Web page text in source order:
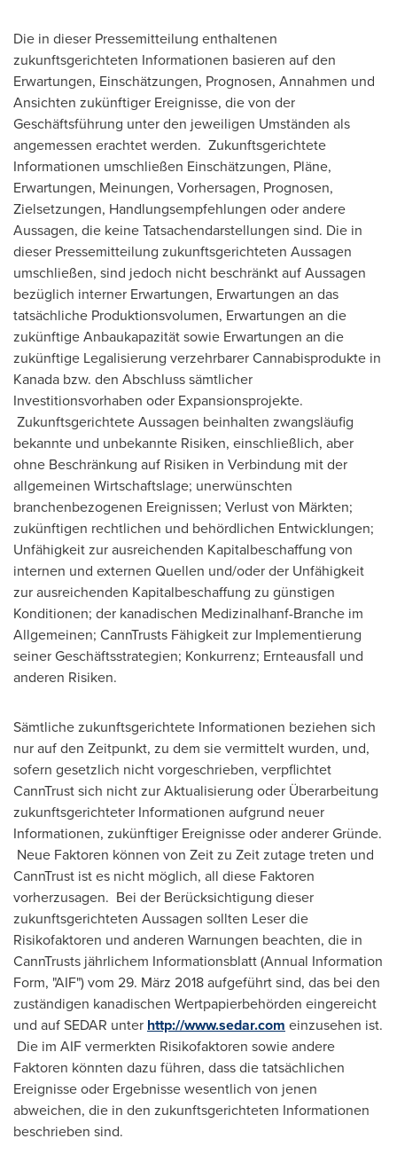
Die in dieser Pressemitteilung enthaltenen
zukunftsgerichteten Informationen basieren auf den
Erwartungen, Einschätzungen, Prognosen, Annahmen und
Ansichten zukünftiger Ereignisse, die von der
Geschäftsführung unter den jeweiligen Umständen als
angemessen erachtet werden. Zukunftsgerichtete
Informationen umschließen Einschätzungen, Pläne,
Erwartungen, Meinungen, Vorhersagen, Prognosen,
Zielsetzungen, Handlungsempfehlungen oder andere
Aussagen, die keine Tatsachendarstellungen sind. Die in
dieser Pressemitteilung zukunftsgerichteten Aussagen
umschließen, sind jedoch nicht beschränkt auf Aussagen
bezüglich interner Erwartungen, Erwartungen an das
tatsächliche Produktionsvolumen, Erwartungen an die
zukünftige Anbaukapazität sowie Erwartungen an die
zukünftige Legalisierung verzehrbarer Cannabisprodukte in
Kanada bzw. den Abschluss sämtlicher
Investitionsvorhaben oder Expansionsprojekte.
Zukunftsgerichtete Aussagen beinhalten zwangsläufig
bekannte und unbekannte Risiken, einschließlich, aber
ohne Beschränkung auf Risiken in Verbindung mit der
allgemeinen Wirtschaftslage; unerwünschten
branchenbezogenen Ereignissen; Verlust von Märkten;
zukünftigen rechtlichen und behördlichen Entwicklungen;
Unfähigkeit zur ausreichenden Kapitalbeschaffung von
internen und externen Quellen und/oder der Unfähigkeit
zur ausreichenden Kapitalbeschaffung zu günstigen
Konditionen; der kanadischen Medizinalhanf-Branche im
Allgemeinen; CannTrusts Fähigkeit zur Implementierung
seiner Geschäftsstrategien; Konkurrenz; Ernteausfall und
anderen Risiken.
Sämtliche zukunftsgerichtete Informationen beziehen sich
nur auf den Zeitpunkt, zu dem sie vermittelt wurden, und,
sofern gesetzlich nicht vorgeschrieben, verpflichtet
CannTrust sich nicht zur Aktualisierung oder Überarbeitung
zukunftsgerichteter Informationen aufgrund neuer
Informationen, zukünftiger Ereignisse oder anderer Gründe.
Neue Faktoren können von Zeit zu Zeit zutage treten und
CannTrust ist es nicht möglich, all diese Faktoren
vorherzusagen. Bei der Berücksichtigung dieser
zukunftsgerichteten Aussagen sollten Leser die
Risikofaktoren und anderen Warnungen beachten, die in
CannTrusts jährlichem Informationsblatt (Annual Information
Form, "AIF") vom 29. März 2018 aufgeführt sind, das bei den
zuständigen kanadischen Wertpapierbehörden eingereicht
und auf SEDAR unter http://www.sedar.com einzusehen ist.
Die im AIF vermerkten Risikofaktoren sowie andere
Faktoren könnten dazu führen, dass die tatsächlichen
Ereignisse oder Ergebnisse wesentlich von jenen
abweichen, die in den zukunftsgerichteten Informationen
beschrieben sind.